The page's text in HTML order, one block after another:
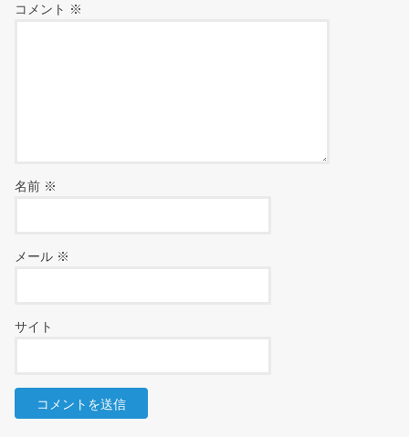
コメント ※
名前 ※
メール ※
サイト